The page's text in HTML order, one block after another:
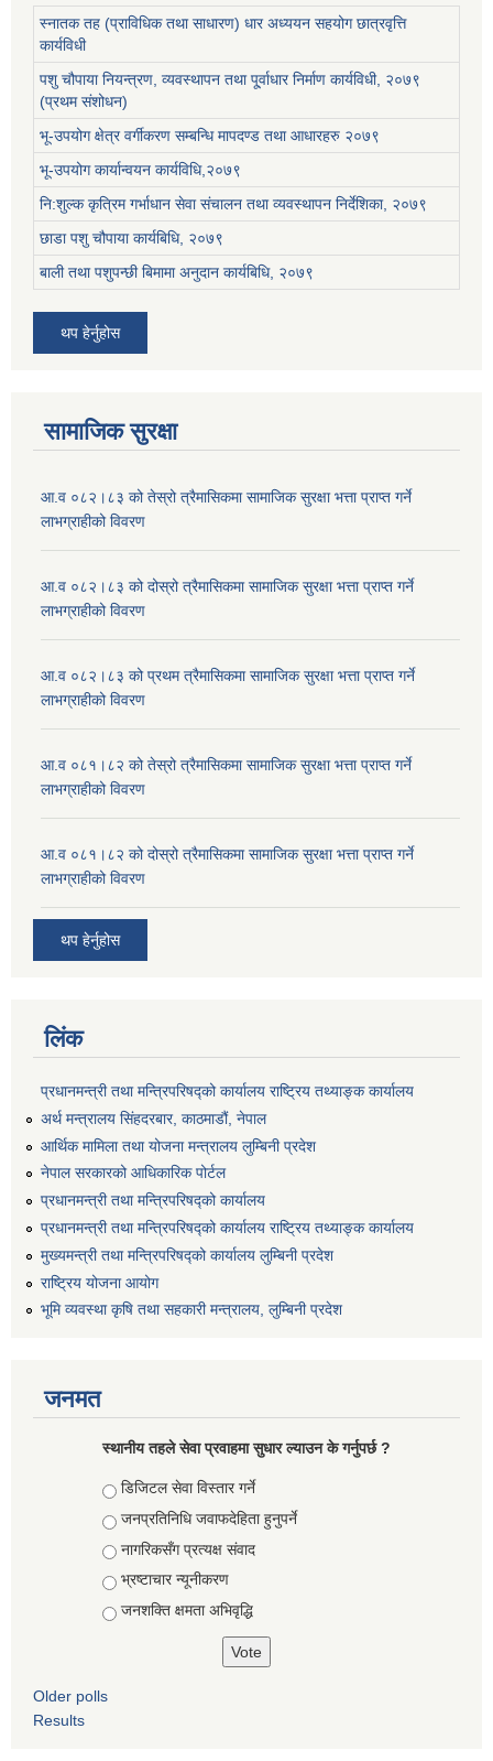
स्नातक तह (प्राविधिक तथा साधारण) धार अध्ययन सहयोग छात्रवृत्ति
कार्यविधी
पशु चौपाया नियन्त्रण, व्यवस्थापन तथा पू्र्वाधार निर्माण कार्यविधी, २०७९
(प्रथम संशोधन)
भू-उपयोग क्षेत्र वर्गीकरण सम्बन्धि मापदण्ड तथा आधारहरु २०७९
भू-उपयोग कार्यान्वयन कार्यविधि,२०७९
नि:शुल्क कृत्रिम गर्भाधान सेवा संचालन तथा व्यवस्थापन निर्देशिका, २०७९
छाडा पशु चौपाया कार्यबिधि, २०७९
बाली तथा पशुपन्छी बिमामा अनुदान कार्यबिधि, २०७९
थप हेर्नुहोस
सामाजिक सुरक्षा
आ.व ०८२।८३ को तेस्रो त्रैमासिकमा सामाजिक सुरक्षा भत्ता प्राप्त गर्ने
लाभग्राहीको विवरण
आ.व ०८२।८३ को दोस्रो त्रैमासिकमा सामाजिक सुरक्षा भत्ता प्राप्त गर्ने
लाभग्राहीको विवरण
आ.व ०८२।८३ को प्रथम त्रैमासिकमा सामाजिक सुरक्षा भत्ता प्राप्त गर्ने
लाभग्राहीको विवरण
आ.व ०८१।८२ को तेस्रो त्रैमासिकमा सामाजिक सुरक्षा भत्ता प्राप्त गर्ने
लाभग्राहीको विवरण
आ.व ०८१।८२ को दोस्रो त्रैमासिकमा सामाजिक सुरक्षा भत्ता प्राप्त गर्ने
लाभग्राहीको विवरण
थप हेर्नुहोस
लिंक
प्रधानमन्त्री तथा मन्त्रिपरिषद्को कार्यालय राष्ट्रिय तथ्याङ्क कार्यालय
अर्थ मन्त्रालय सिंहदरबार, काठमाडौं, नेपाल
आर्थिक मामिला तथा योजना मन्त्रालय लुम्बिनी प्रदेश
नेपाल सरकारको आधिकारिक पोर्टल
प्रधानमन्त्री तथा मन्त्रिपरिषद्को कार्यालय
प्रधानमन्त्री तथा मन्त्रिपरिषद्को कार्यालय राष्ट्रिय तथ्याङ्क कार्यालय
मुख्यमन्त्री तथा मन्त्रिपरिषद्को कार्यालय लुम्बिनी प्रदेश
राष्ट्रिय योजना आयोग
भूमि व्यवस्था कृषि तथा सहकारी मन्त्रालय, लुम्बिनी प्रदेश
जनमत
स्थानीय तहले सेवा प्रवाहमा सुधार ल्याउन के गर्नुपर्छ ?
Choices
डिजिटल सेवा विस्तार गर्ने
जनप्रतिनिधि जवाफदेहिता हुनुपर्ने
नागरिकसँग प्रत्यक्ष संवाद
भ्रष्टाचार न्यूनीकरण
जनशक्ति क्षमता अभिवृद्धि
Older polls
Results